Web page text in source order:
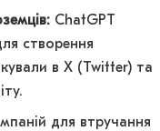
ChatGPT
створення
в X (Twitter) та
для втручання